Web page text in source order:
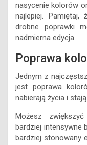
nasycenie kolorów
najlepiej.
drobne poprawki
nadmierna edycja.
Poprawa
Jednym z
jest poprawa
nabierają życia i
Możesz
bardziej intensywne
bardziej stonowany